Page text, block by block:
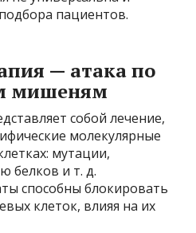
пациентов.
— атака по
мишеням
собой лечение,
молекулярные
мутации,
белков и т. д.
способны блокировать
клеток, влияя на их